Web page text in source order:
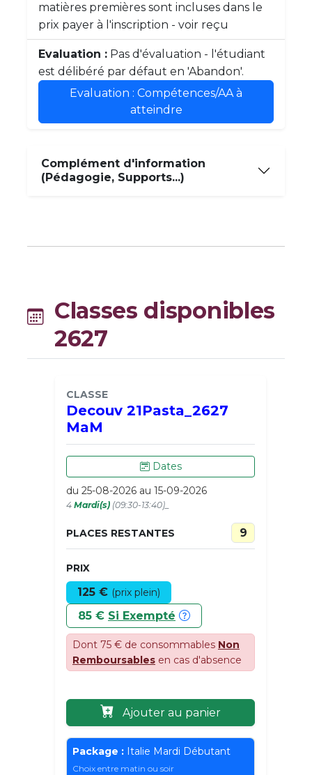
matières premières sont incluses dans le
prix payer à l'inscription - voir reçu
Evaluation : Pas d'évaluation - l'étudiant
est délibéré par défaut en 'Abandon'.
Evaluation : Compétences/AA à
atteindre
Complément d'information
(Pédagogie, Supports...)
Classes disponibles
2627
CLASSE
Decouv 21Pasta_2627
MaM
Dates
du 25-08-2026 au 15-09-2026
4 Mardi(s) (09:30-13:40)_
PLACES RESTANTES 9
PRIX
125 € (prix plein)
85 € Si Exempté
Dont 75 € de consommables Non
Remboursables en cas d'absence
Ajouter au panier
Package : Italie Mardi Débutant
Choix entre matin ou soir